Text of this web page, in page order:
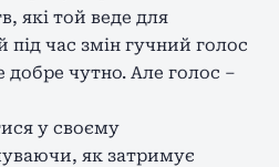
які той веде для
під час змін гучний голос
чутно. Але голос –
у своєму
як затримує